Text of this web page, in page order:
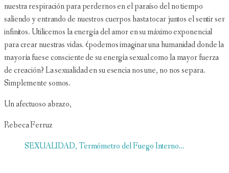
nuestra respiración para perdernos en el paraíso del no tiempo
saliendo y entrando de nuestros cuerpos hasta tocar juntos el sentir ser
infinitos. Utilicemos la energía del amor en su máximo exponencial
para crear nuestras vidas. ¿podemos imaginar una humanidad donde la
mayoría fuese consciente de su energía sexual como la mayor fuerza
de creación? La sexualidad en su esencia nos une, no nos separa.
Simplemente somos.
Un afectuoso abrazo,
Rebeca Ferruz
SEXUALIDAD, Termómetro del Fuego Interno…